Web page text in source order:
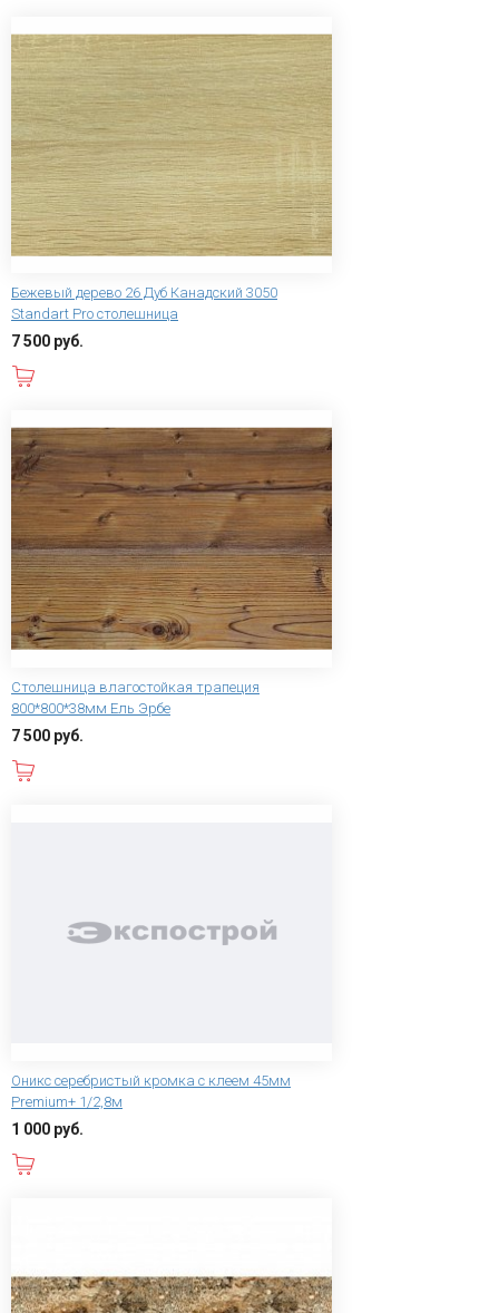
Бежевый дерево 26 Дуб Канадский 3050
Standart Pro столешница
7 500 руб.
Столешница влагостойкая трапеция
800*800*38мм Ель Эрбе
7 500 руб.
Оникс серебристый кромка с клеем 45мм
Premium+ 1/2,8м
1 000 руб.